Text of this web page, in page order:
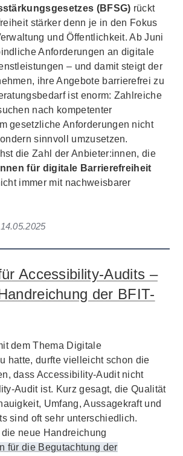
(BFSG) rückt
stärker denn je in den Fokus
und Öffentlichkeit. Ab Juni
Anforderungen an digitale
– und damit steigt der
ihre Angebote barrierefrei zu
ist enorm: Zahlreiche
nach kompetenter
gesetzliche Anforderungen nicht
sinnvoll umzusetzen.
die Zahl der Anbieter:innen, die
für digitale Barrierefreiheit
immer mit nachweisbarer
14.05.2025
Accessibility-Audits –
der BFIT-
dem Thema Digitale
hatte, durfte vielleicht schon die
dass Accessibility-Audit nicht
Audit ist. Kurz gesagt, die Qualität
Umfang, Aussagekraft und
sind oft sehr unterschiedlich.
neue Handreichung
für die Begutachtung der